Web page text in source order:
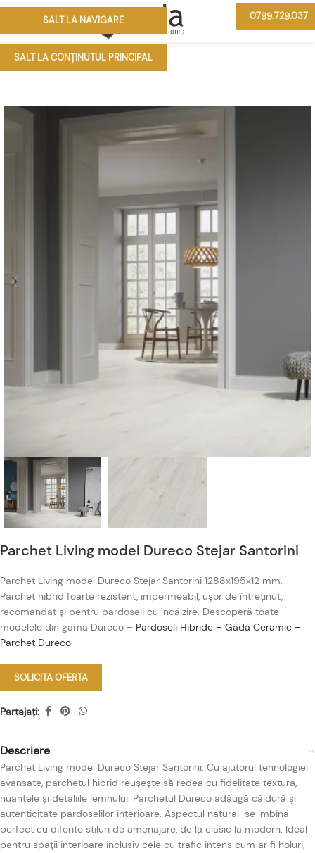
SALT LA NAVIGARE
SALT LA CONȚINUTUL PRINCIPAL
0799.729.037
Parchet Living model Dureco Stejar Santorini
Parchet Living model Dureco Stejar Santorini 1288x195x12 mm.
Parchet hibrid foarte rezistent, impermeabil, ușor de întreținut,
recomandat și pentru pardoseli cu încălzire. Descoperă toate
modelele din gama Dureco – Pardoseli Hibride – Gada Ceramic –
Parchet Dureco
SOLICITA OFERTA
Partajați:
Descriere
Parchet Living model Dureco Stejar Santorini. Cu ajutorul tehnologiei
avansate, parchetul hibrid reușește să redea cu fidelitate textura,
nuanțele și detaliile lemnului. Parchetul Dureco adăugă căldură și
autenticitate pardoselilor interioare. Aspectul natural se îmbină
perfect cu diferite stiluri de amenajare, de la clasic la modern. Ideal
pentru spații interioare inclusiv cele cu trafic intens cum ar fi holuri,